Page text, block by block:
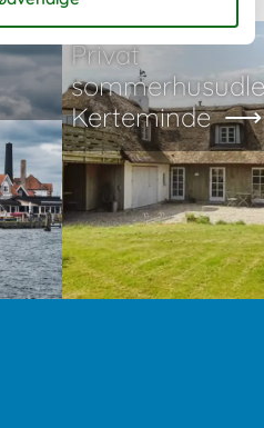
Kerteminde
Privat
Kerteminde